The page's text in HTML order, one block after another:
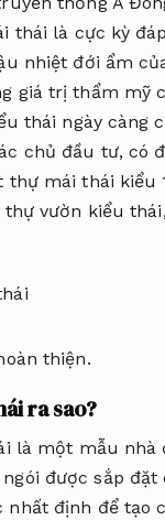
thái là cực kỳ
nhiệt đới ẩm
giá trị thẩm mỹ
thái ngày càng
chủ đầu tư, có
thự mái thái kiểu
thự vườn kiểu
thiện.
ra sao?
là một mẫu nhà
được sắp đặt
nhất định để tạo